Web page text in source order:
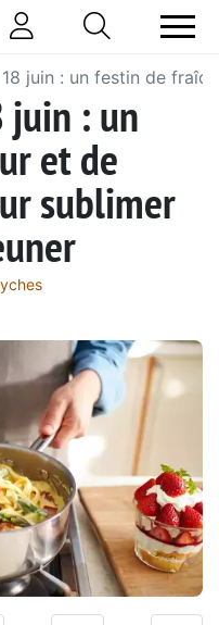
juin : un festin de
juin : un
et de
sublimer